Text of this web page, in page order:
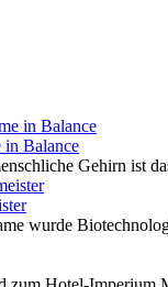
in Balance
Gehirn ist
wurde